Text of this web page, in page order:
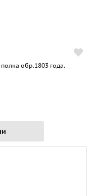
обр.1803 года.